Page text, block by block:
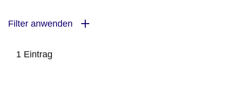
Filter anwenden
1 Eintrag